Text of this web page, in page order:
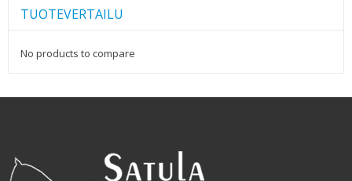
TUOTEVERTAILU
No products to compare